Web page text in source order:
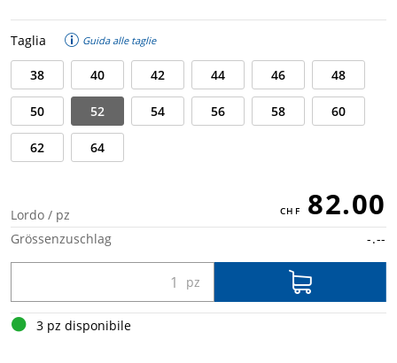
Taglia Guida alle taglie
38 40 42 44 46 48
50 52 54 56 58 60
62 64
Lordo / pz 82.00
Grössenzuschlag -.--
3 pz disponibile